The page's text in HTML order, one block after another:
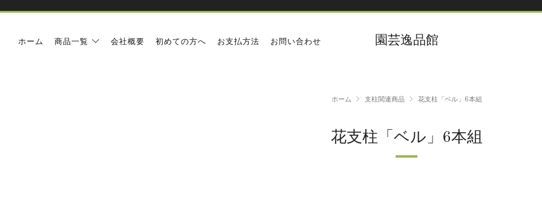
園芸逸品館
ホーム 商品一覧 会社概要 初めての方へ お支払方法 お問い合わせ
ホーム 支柱関連商品 花支柱「ベル」6本組
花支柱「ベル」6本組